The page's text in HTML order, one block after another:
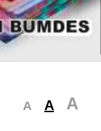
A A A